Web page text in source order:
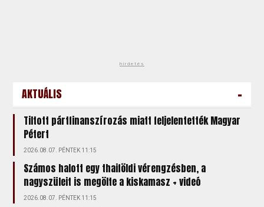
hirdetés
AKTUÁLIS -
Tiltott pártfinanszírozás miatt feljelentették Magyar
Pétert
2026.08.07. PÉNTEK 11:15
Számos halott egy thaiföldi vérengzésben, a
nagyszüleit is megölte a kiskamasz + videó
2026.08.07. PÉNTEK 11:15